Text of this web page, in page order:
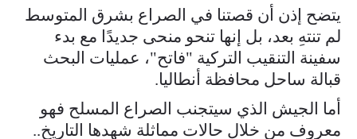
يتضح إذن أن قصتنا في الصراع بشرق المتوسط
لم تنتهِ بعد، بل إنها تنحو منحى جديدًا مع بدء
سفينة التنقيب التركية "فاتح"، عمليات البحث
قبالة ساحل محافظة أنطاليا.
أما الجيش الذي سيتجنب الصراع المسلح فهو
معروف من خلال حالات مماثلة شهدها التاريخ..